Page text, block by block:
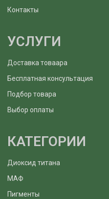
Контакты
УСЛУГИ
Доставка товаара
Бесплатная консультация
Подбор товара
Выбор оплаты
КАТЕГОРИИ
Диоксид титана
МАФ
Пигменты